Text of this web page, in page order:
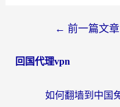
← 前一篇文章
回国代理vpn